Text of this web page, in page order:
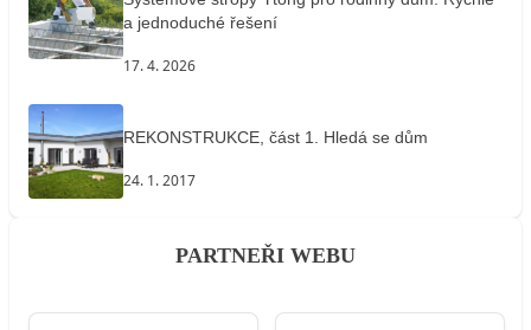
a jednoduché řešení
17. 4. 2026
REKONSTRUKCE, část 1. Hledá se dům
24. 1. 2017
PARTNEŘI WEBU